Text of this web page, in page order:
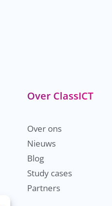
Over ClassICT
Over ons
Nieuws
Blog
Study cases
Partners